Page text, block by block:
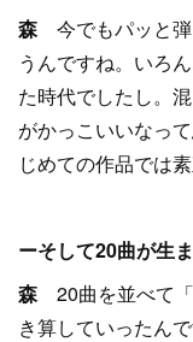
森 今でもパッと
うんですね。いろ
た時代でしたし。
がかっこいいなっ
じめての作品では
ーそして20曲が生
森 20曲を並べて
き算していったん